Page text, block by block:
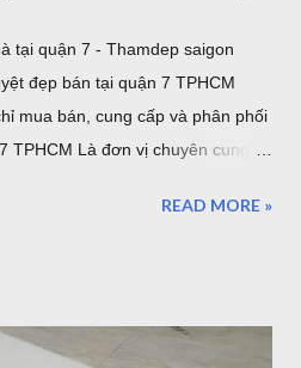
tại quận 7 - Thamdep saigon
đẹp bán tại quận 7 TPHCM
mua bán, cung cấp và phân phối
TPHCM Là đơn vị chuyên cung
trưng bày sản phẩm, vừa
500 mẫu thảm cao cấp đến từ
READ MORE »